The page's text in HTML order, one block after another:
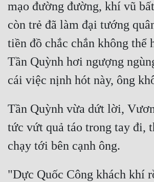
mạo đường đường, khí vũ
còn trẻ đã làm đại tướng
tiền đồ chắc chắn không thể
Tần Quỳnh hơi ngượng
Tần Quỳnh vừa dứt lời,
tức vứt quả táo trong tay đi,
"Dực Quốc Công khách khí